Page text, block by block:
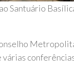
Santuário
várias